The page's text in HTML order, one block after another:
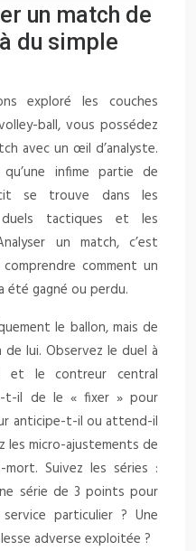
un match de
du simple
exploré les couches
ball, vous possédez
avec un œil d’analyste.
infime partie de
se trouve dans les
tactiques et les
un match, c’est
comment un
été gagné ou perdu.
le ballon, mais de
lui. Observez le duel à
et le contreur central
t-il de le « fixer » pour
anticipe-t-il ou attend-il
les micro-ajustements de
Suivez les séries :
série de 3 points pour
particulier ? Une
adverse exploitée ?